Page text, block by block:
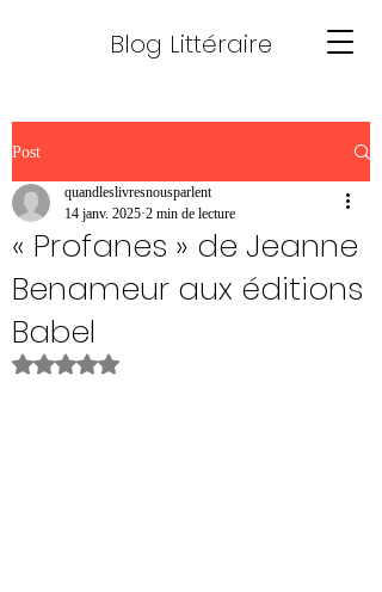
Blog Littéraire
Post
« Profanes » de Jeanne
Benameur aux éditions
Babel
quandleslivresnousparlent
14 janv. 2025 2 min de lecture
Noté NaN étoiles sur 5.